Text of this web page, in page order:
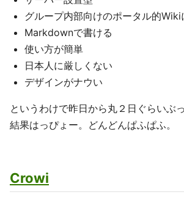
グループ内部向けのポータル的Wiki
Markdownで書ける
使い方が簡単
日本人に厳しくない
デザインがナウい
というわけで昨日から丸２日ぐらいぶ
結果はっぴょー。どんどんぱふぱふ。
Crowi